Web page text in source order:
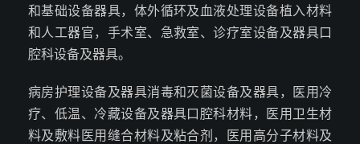
和基础设备器具，体外循环及血液处理设备植入材料
和人工器官，手术室、急救室、诊疗室设备及器具口
腔科设备及器具。
病房护理设备及器具消毒和灭菌设备及器具，医用冷
疗、低温、冷藏设备及器具口腔科材料，医用卫生材
料及敷料医用缝合材料及粘合剂，医用高分子材料及